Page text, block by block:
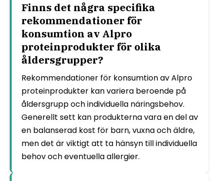
Finns det några specifika
rekommendationer för
konsumtion av Alpro
proteinprodukter för olika
åldersgrupper?
Rekommendationer för konsumtion av Alpro
proteinprodukter kan variera beroende på
åldersgrupp och individuella näringsbehov.
Generellt sett kan produkterna vara en del av
en balanserad kost för barn, vuxna och äldre,
men det är viktigt att ta hänsyn till individuella
behov och eventuella allergier.